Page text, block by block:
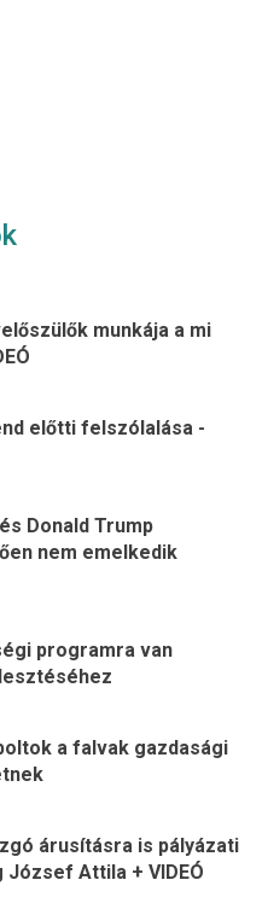
munkája a mi
előtti felszólalása -
Donald Trump
nem emelkedik
programra van
a falvak gazdasági
árusításra is pályázati
Attila + VIDEÓ